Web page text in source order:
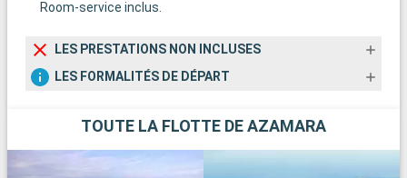
Room-service inclus.
LES PRESTATIONS NON INCLUSES
LES FORMALITÉS DE DÉPART
TOUTE LA FLOTTE DE AZAMARA